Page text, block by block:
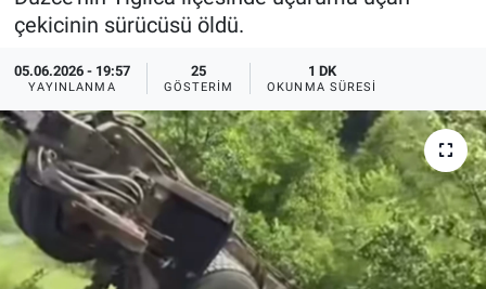
çekicinin sürücüsü öldü.
05.06.2026 - 19:57
YAYINLANMA
25
GÖSTERIM
1 DK
OKUNMA SÜRESI
EĞİTİM
MAGAZİN
ÖZEL HABER
HALK54 PANORAMA